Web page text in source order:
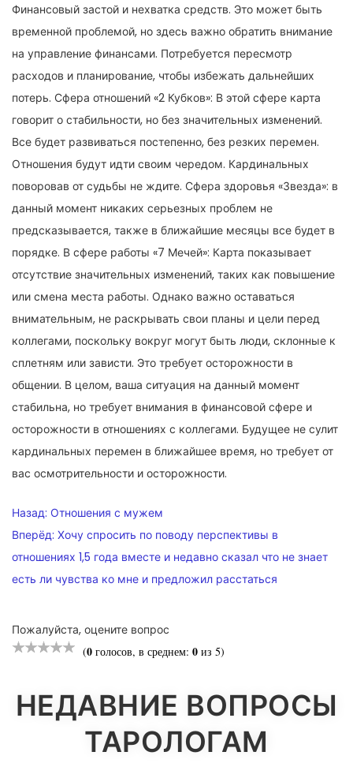
Финансовый застой и нехватка средств. Это может быть
временной проблемой, но здесь важно обратить внимание
на управление финансами. Потребуется пересмотр
расходов и планирование, чтобы избежать дальнейших
потерь. Сфера отношений «2 Кубков»: В этой сфере карта
говорит о стабильности, но без значительных изменений.
Все будет развиваться постепенно, без резких перемен.
Отношения будут идти своим чередом. Кардинальных
поворовав от судьбы не ждите. Сфера здоровья «Звезда»: в
данный момент никаких серьезных проблем не
предсказывается, также в ближайшие месяцы все будет в
порядке. В сфере работы «7 Мечей»: Карта показывает
отсутствие значительных изменений, таких как повышение
или смена места работы. Однако важно оставаться
внимательным, не раскрывать свои планы и цели перед
коллегами, поскольку вокруг могут быть люди, склонные к
сплетням или зависти. Это требует осторожности в
общении. В целом, ваша ситуация на данный момент
стабильна, но требует внимания в финансовой сфере и
осторожности в отношениях с коллегами. Будущее не сулит
кардинальных перемен в ближайшее время, но требует от
вас осмотрительности и осторожности.
НАВИГАЦИЯ
ПО
ЗАПИСЯМ
Назад: Отношения с мужем
Вперёд: Хочу спросить по поводу перспективы в
отношениях 1,5 года вместе и недавно сказал что не знает
есть ли чувства ко мне и предложил расстаться
Пожалуйста, оцените вопрос
(0 голосов, в среднем: 0 из 5)
НЕДАВНИЕ ВОПРОСЫ
ТАРОЛОГАМ